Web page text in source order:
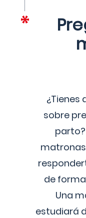
¿Tienes
sobre
de
Una
estudiará